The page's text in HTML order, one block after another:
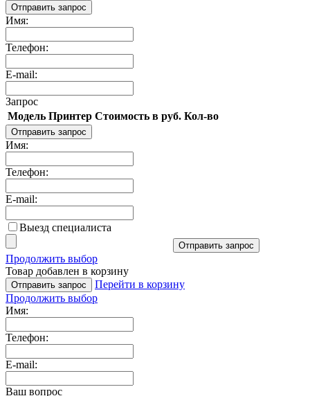
Отправить запрос
Имя:
Телефон:
E-mail:
Запрос
Модель Принтер Стоимость в руб. Кол-во
Отправить запрос
Имя:
Телефон:
E-mail:
Выезд специалиста
Отправить запрос
Продолжить выбор
Товар добавлен в корзину
Отправить запрос
Перейти в корзину
Продолжить выбор
Имя:
Телефон:
E-mail:
Ваш вопрос